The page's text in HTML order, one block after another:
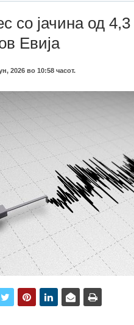
со јачина од
Евија
2026 во 10:58 часот.